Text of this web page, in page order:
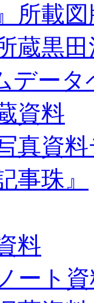
所載
蔵黒
データ
資料
真資
事珠』
料
ート